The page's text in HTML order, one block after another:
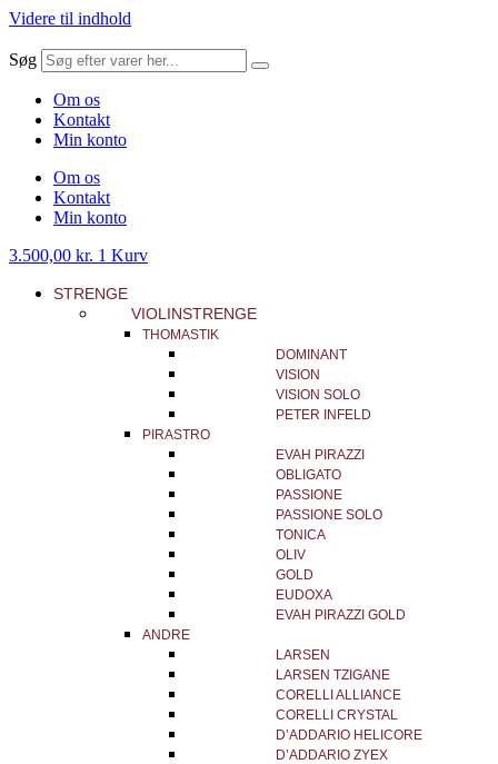
Videre til indhold
Søg
Om os
Kontakt
Min konto
Om os
Kontakt
Min konto
3.500,00 kr. 1 Kurv
STRENGE
VIOLINSTRENGE
THOMASTIK
DOMINANT
VISION
VISION SOLO
PETER INFELD
PIRASTRO
EVAH PIRAZZI
OBLIGATO
PASSIONE
PASSIONE SOLO
TONICA
OLIV
GOLD
EUDOXA
EVAH PIRAZZI GOLD
ANDRE
LARSEN
LARSEN TZIGANE
CORELLI ALLIANCE
CORELLI CRYSTAL
D’ADDARIO HELICORE
D’ADDARIO ZYEX